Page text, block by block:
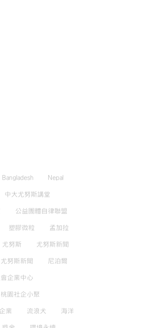
Bangladesh Nepal
中大尤努斯講堂
公益團體自律聯盟
塑膠微粒 孟加拉
尤努斯 尤努斯新聞
努斯新聞 尼泊爾
企業中心
桃園社企小聚
業 流浪犬 海洋